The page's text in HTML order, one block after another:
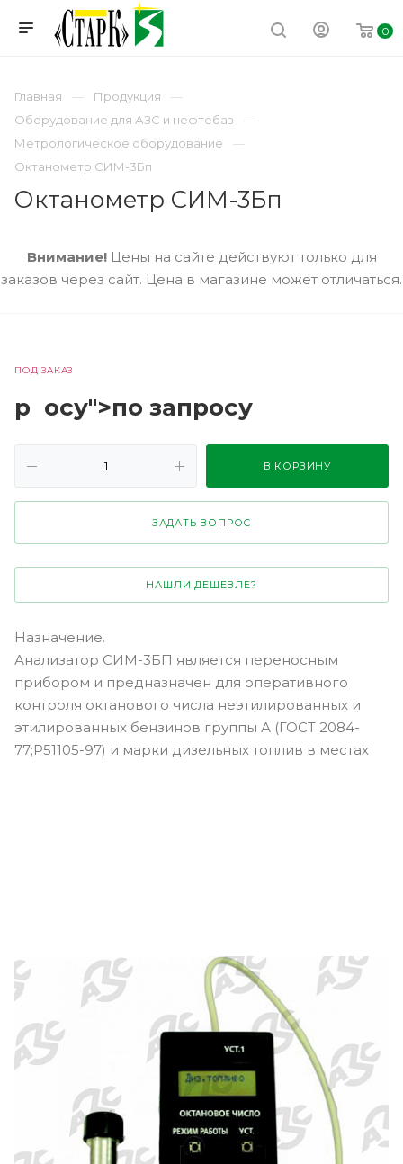
0
Главная
Продукция
Оборудование для АЗС и нефтебаз
Метрологическое оборудование
Октанометр СИМ-3Бп
Октанометр СИМ-3Бп
Внимание!Цены на сайте действуют только для
заказов через сайт. Цена в магазине может отличаться.
ПОД ЗАКАЗ
р осу">по запросу
В КОРЗИНУ
ЗАДАТЬ ВОПРОС
НАШЛИ ДЕШЕВЛЕ?
Назначение.
Анализатор СИМ-3БП является переносным
прибором и предназначен для оперативного
контроля октанового числа неэтилированных и
этилированных бензинов группы А (ГОСТ 2084-
77;Р51105-97) и марки дизельных топлив в местах